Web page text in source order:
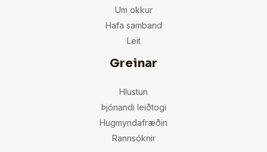
Um okkur
Hafa samband
Leit
Greinar
Hlustun
Þjónandi leiðtogi
Hugmyndafræðin
Rannsóknir